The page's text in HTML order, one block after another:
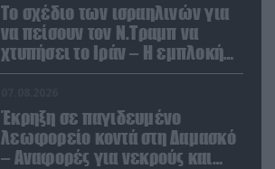
Το σχέδιο των ισραηλινών για
να πείσουν τον Ν.Τραμπ να
χτυπήσει το Ιράν – Η εμπλοκή
του Μ.Αχμαντινετζάντ
Έκρηξη σε παγιδευμένο
λεωφορείο κοντά στη Δαμασκό
– Αναφορές για νεκρούς και